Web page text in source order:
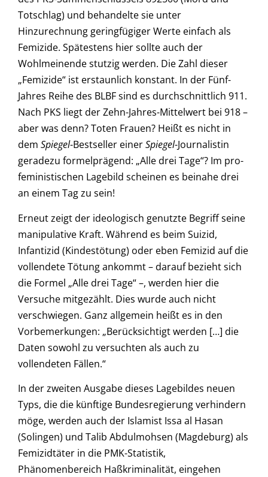
Totschlag) und behandelte sie unter
Hinzurechnung geringfügiger Werte einfach als
Femizide. Spätestens hier sollte auch der
Wohlmeinende stutzig werden. Die Zahl dieser
„Femizide“ ist erstaunlich konstant. In der Fünf-
Jahres Reihe des BLBF sind es durchschnittlich 911.
Nach PKS liegt der Zehn-Jahres-Mittelwert bei 918 –
aber was denn? Toten Frauen? Heißt es nicht in
dem Spiegel-Bestseller einerSpiegel-Journalistin
geradezu formelprägend: „Alle drei Tage“? Im pro-
feministischen Lagebild scheinen es beinahe drei
an einem Tag zu sein!
Erneut zeigt der ideologisch genutzte Begriff seine
manipulative Kraft. Während es beim Suizid,
Infantizid (Kindestötung) oder eben Femizid auf die
vollendete Tötung ankommt – darauf bezieht sich
die Formel „Alle drei Tage“ –, werden hier die
Versuche mitgezählt. Dies wurde auch nicht
verschwiegen. Ganz allgemein heißt es in den
Vorbemerkungen: „Berücksichtigt werden […] die
Daten sowohl zu versuchten als auch zu
vollendeten Fällen.“
In der zweiten Ausgabe dieses Lagebildes neuen
Typs, die die künftige Bundesregierung verhindern
möge, werden auch der Islamist Issa al Hasan
(Solingen) und Talib Abdulmohsen (Magdeburg) als
Femizidtäter in die PMK-Statistik,
Phänomenbereich Haßkriminalität, eingehen